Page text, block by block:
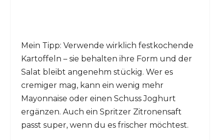
Mein Tipp: Verwende wirklich festkochende
Kartoffeln – sie behalten ihre Form und der
Salat bleibt angenehm stückig. Wer es
cremiger mag, kann ein wenig mehr
Mayonnaise oder einen Schuss Joghurt
ergänzen. Auch ein Spritzer Zitronensaft
passt super, wenn du es frischer möchtest.